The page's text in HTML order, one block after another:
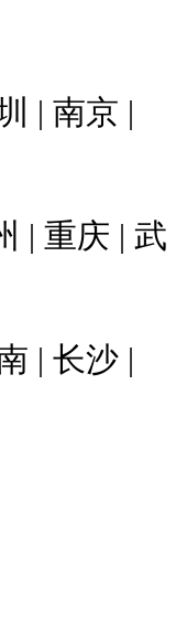
| 南京 |
| 重庆 | 武
| 长沙 |